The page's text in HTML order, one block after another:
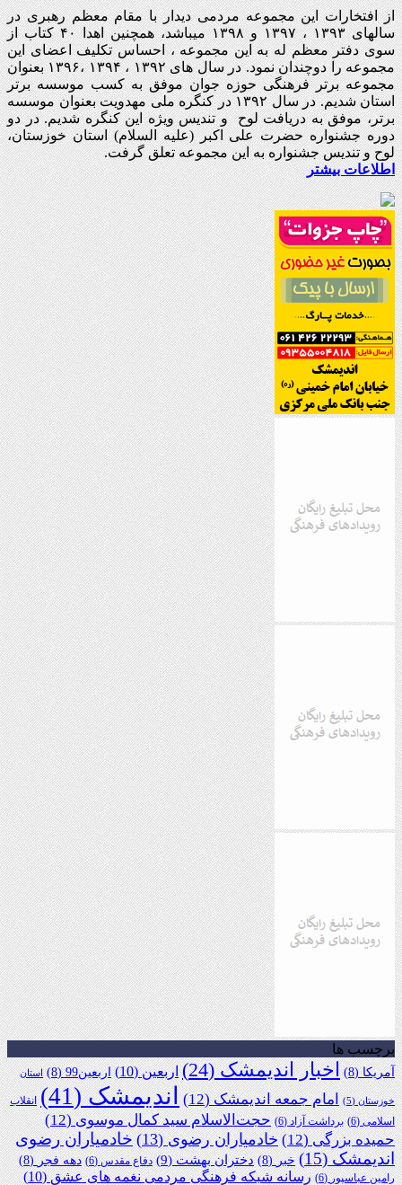
از افتخارات این مجموعه مردمی دیدار با مقام معظم رهبری در
سالهای ۱۳۹۳ ، ۱۳۹۷ و ۱۳۹۸ میباشد، همچنین اهدا ۴۰ کتاب از
سوی دفتر معظم له به این مجموعه ، احساس تکلیف اعضای این
مجموعه را دوچندان نمود. در سال های ۱۳۹۲ ، ۱۳۹۴ ،۱۳۹۶ بعنوان
مجموعه برتر فرهنگی حوزه جوان موفق به کسب موسسه برتر
استان شدیم. در سال ۱۳۹۲ در کنگره ملی مهدویت بعنوان موسسه
برتر، موفق به دریافت لوح و تندیس ویژه این کنگره شدیم. در دو
دوره جشنواره حضرت علی اکبر (علیه السلام) استان خوزستان،
لوح و تندیس جشنواره به این مجموعه تعلق گرفت.
اطلاعات بیشتر
برچسب ها
آمریکا(8) اخبار اندیمشک(24) اربعین(10) اربعین99 (8) استان
خوزستان(5) امام جمعه اندیمشک(12) اندیمشک(41)
انقلاب
اسلامی(6) برداشت آزاد(6) حجت‌الاسلام سید کمال موسوی(12)
حمیده بزرگی(12) خادمیاران رضوی(13)
خادمیاران رضوی
اندیمشک(15) خبر(8) دختران بهشت(9) دفاع مقدس(6) دهه فجر(8)
رامین عباسپور(6) رسانه شبکه فرهنگی مردمی نغمه های عشق(10)